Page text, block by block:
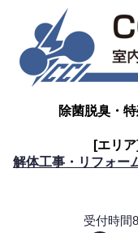
除菌脱臭・
[エリ
解体工事・リフォー
受付時間